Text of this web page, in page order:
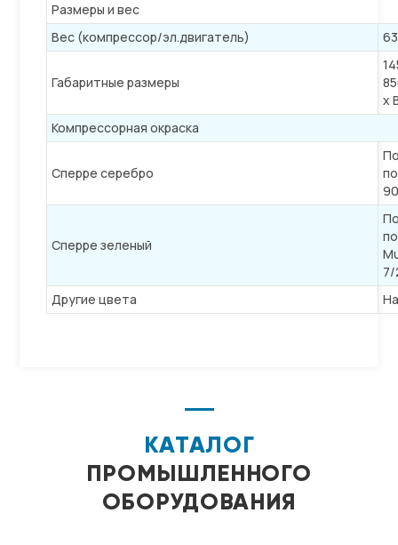
Размеры и вес
Вес (компрессор/эл.двигатель)
Габаритные размеры
х
Компрессорная окраска
Сперре серебро
Сперре зеленый
7/
Другие цвета
КАТАЛОГ
ПРОМЫШЛЕННОГО
ОБОРУДОВАНИЯ